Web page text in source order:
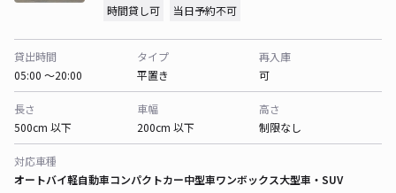
時間貸し可 当日予約不可
貸出時間
05:00 〜20:00
タイプ
平置き
再入庫
可
長さ
500cm 以下
車幅
200cm 以下
高さ
制限なし
対応車種
オートバイ軽自動車コンパクトカー中型車ワンボックス大型車・SUV